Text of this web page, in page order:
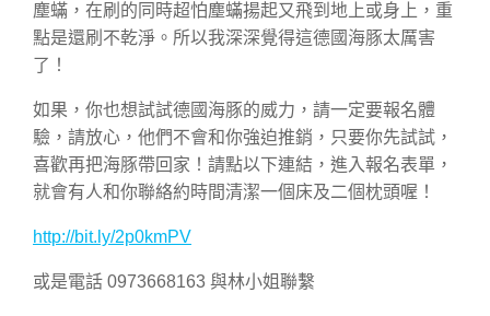
塵蟎，在刷的同時超怕塵蟎揚起又飛到地上或身上，重
點是還刷不乾淨。所以我深深覺得這德國海豚太厲害
了！
如果，你也想試試德國海豚的威力，請一定要報名體
驗，請放心，他們不會和你強迫推銷，只要你先試試，
喜歡再把海豚帶回家！請點以下連結，進入報名表單，
就會有人和你聯絡約時間清潔一個床及二個枕頭喔！
http://bit.ly/2p0kmPV
或是電話 0973668163 與林小姐聯繫